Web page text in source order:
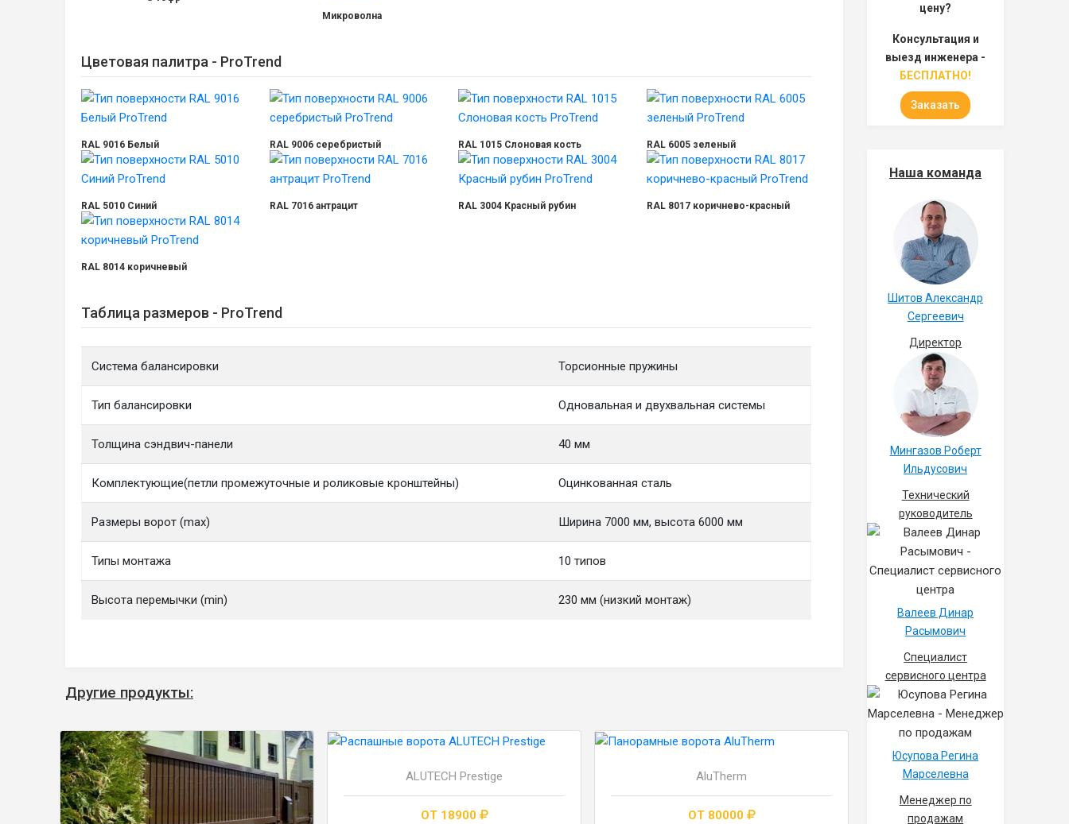
Микроволна
Цветовая палитра - ProTrend
RAL 9016 Белый RAL 9006 серебристый RAL 1015 Слоновая кость RAL 6005 зеленый
RAL 5010 Синий RAL 7016 антрацит RAL 3004 Красный рубин RAL 8017 коричнево-красный
RAL 8014 коричневый
Таблица размеров - ProTrend
Система балансировки Торсионные пружины
Тип балансировки Одновальная и двухвальная системы
Толщина сэндвич-панели 40 мм
Комплектующие(петли промежуточные и роликовые кронштейны) Оцинкованная сталь
Размеры ворот (max) Ширина 7000 мм, высота 6000 мм
Типы монтажа 10 типов
Высота перемычки (min) 230 мм (низкий монтаж)
Другие продукты:
ALUTECH Prestige
ОТ 18900
AluTherm
ОТ 80000
цену?
Консультация и
выезд инженера -
БЕСПЛАТНО!
Заказать
Наша команда
Шитов Александр
Сергеевич
Директор
Мингазов Роберт
Ильдусович
Технический
руководитель
Валеев Динар
Расымович
Специалист
сервисного центра
Юсупова Регина
Марселевна
Менеджер по
продажам